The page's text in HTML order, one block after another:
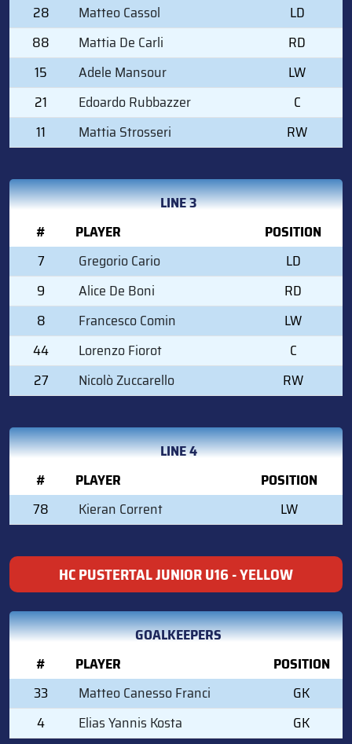
28
Matteo Cassol
LD
88
Mattia De Carli
RD
15
Adele Mansour
LW
21
Edoardo Rubbazzer
C
11
Mattia Strosseri RW
LINE 3
#
PLAYER
POSITION
7
Gregorio Cario
LD
9
Alice De Boni
RD
8
Francesco Comin
LW
44
Lorenzo Fiorot
C
27
Nicolò Zuccarello RW
LINE 4
#
PLAYER
POSITION
78
Kieran Corrent LW
HC PUSTERTAL JUNIOR U16 - YELLOW
GOALKEEPERS
#
PLAYER
POSITION
33
Matteo Canesso Franci
GK
4
Elias Yannis Kosta GK